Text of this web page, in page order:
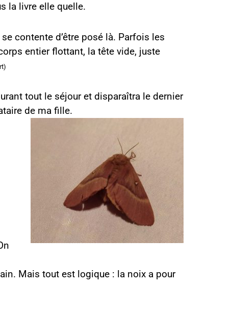
la livre elle quelle.
contente d’être posé là. Parfois les
entier flottant, la tête vide, juste
tout le séjour et disparaîtra le dernier
de ma fille.
Mais tout est logique : la noix a pour